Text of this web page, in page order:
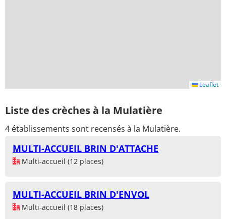
Leaflet
Liste des crèches à la Mulatière
4 établissements sont recensés à la Mulatière.
MULTI-ACCUEIL BRIN D'ATTACHE
Multi-accueil (12 places)
MULTI-ACCUEIL BRIN D'ENVOL
Multi-accueil (18 places)